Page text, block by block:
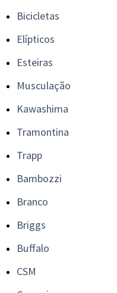
Bicicletas
Elípticos
Esteiras
Musculação
Kawashima
Tramontina
Trapp
Bambozzi
Branco
Briggs
Buffalo
CSM